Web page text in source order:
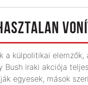
a külpolitikai
Bush iraki akciója
egyesek, mások